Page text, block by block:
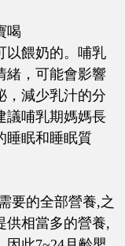
喝
以餵奶的。哺乳
緒，可能會影響
，減少乳汁的分
議哺乳期媽媽長
睡眠和睡眠質
要的全部營養,之
供相當多的營養,